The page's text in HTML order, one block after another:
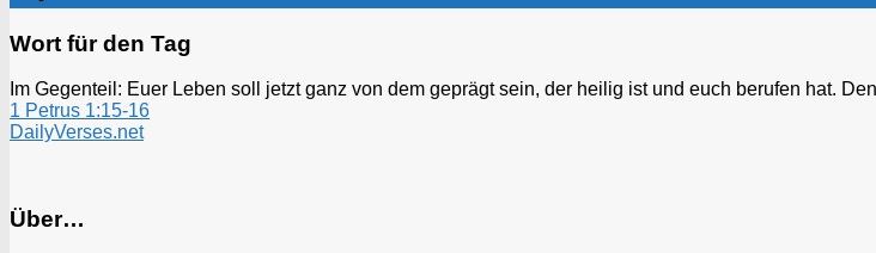
Wort für den Tag
Im Gegenteil: Euer Leben soll jetzt ganz von dem geprägt sein, der heilig ist und euch berufen hat.
1 Petrus 1:15-16
DailyVerses.net
Über…